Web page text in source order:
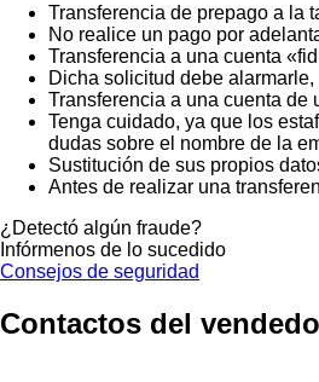
Transferencia de prepago a la
No realice un pago por
Transferencia a una cuenta
Dicha solicitud debe
Transferencia a una cuenta de
Tenga cuidado, ya que los
dudas sobre el nombre de la
Sustitución de sus propios
Antes de realizar una
¿Detectó algún fraude?
Infórmenos de lo sucedido
Consejos de seguridad
Contactos del